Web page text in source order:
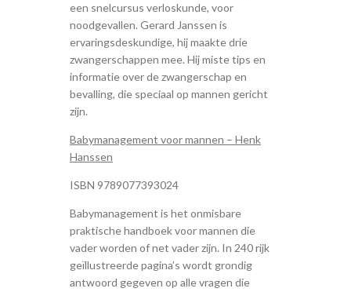
een snelcursus verloskunde, voor
noodgevallen. Gerard Janssen is
ervaringsdeskundige, hij maakte drie
zwangerschappen mee. Hij miste tips en
informatie over de zwangerschap en
bevalling, die speciaal op mannen gericht
zijn.
Babymanagement voor mannen – Henk
Hanssen
ISBN 9789077393024
Babymanagement is het onmisbare
praktische handboek voor mannen die
vader worden of net vader zijn. In 240 rijk
geïllustreerde pagina’s wordt grondig
antwoord gegeven op alle vragen die